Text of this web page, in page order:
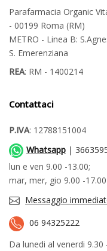
Parafarmacia Organic
- 00199 Roma (RM)
METRO - Linea B:
S. Emerenziana
REA: RM - 1400214
Contattaci
P.IVA: 12788151004
Whatsapp |
lun e ven 9.00 -13.00;
mar, mer, gio 9.00 -17.00
Messaggio
06 94325222
Da lunedi al venerdi 9.30